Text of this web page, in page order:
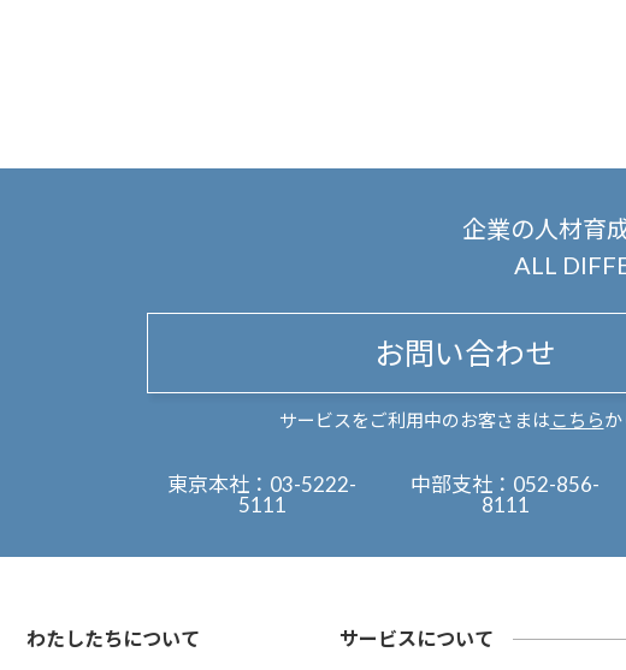
企業の人材育
ALL
お問い合わせ
サービスをご利用中のお客さまは こちらか
東京本社： 03-5222-
5111
中部支社： 052-856-
8111
わたしたちについて サービスについて